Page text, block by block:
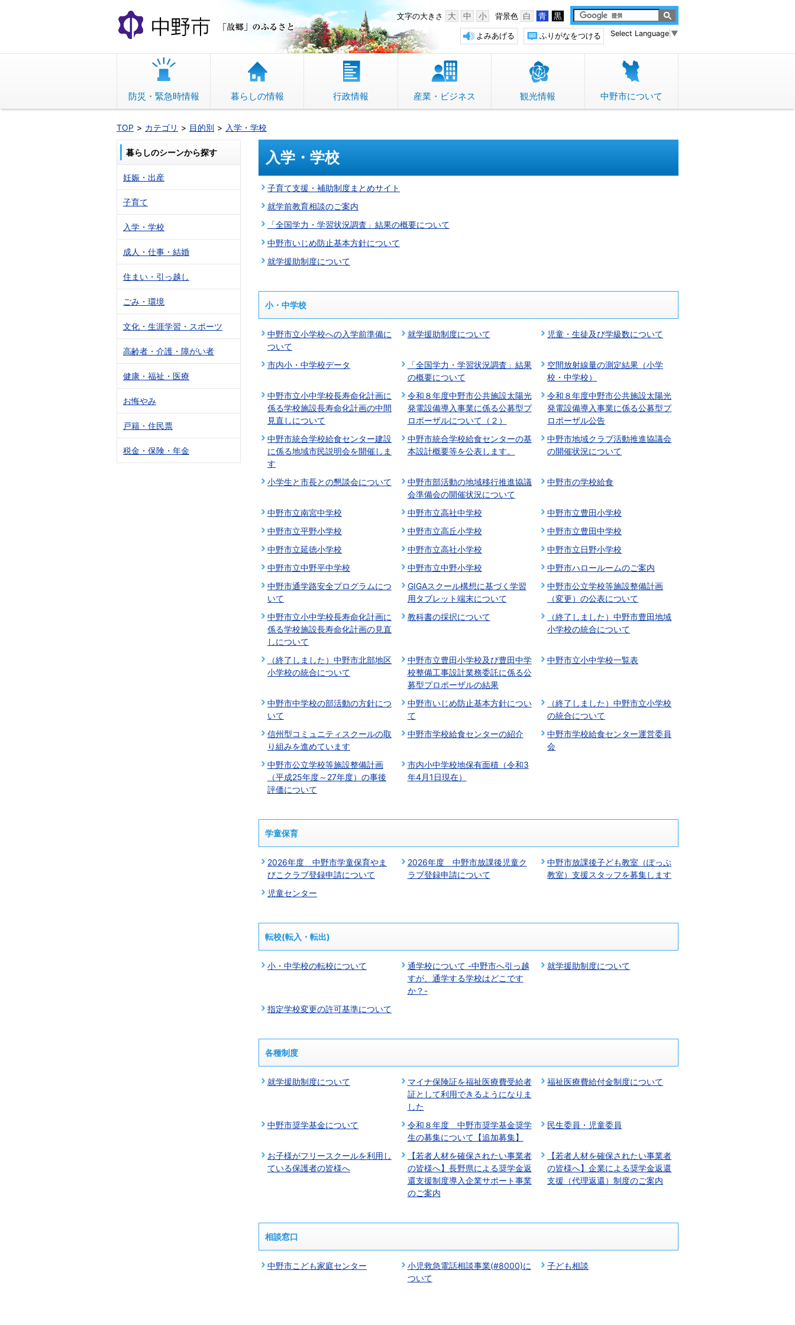
文
へ
動
中野市 「故郷」のふるさと 背景色 白 青 黒
文字の大きさ 大 中 小
Select Language ▼
ふりがなをつける
よみあげる
防災・緊急時情報 暮らしの情報 行政情報 産業・ビジネス 観光情報 中野市について
TOP カテゴリ 目的別 入学・学校
入学・学校
子育て支援・補助制度まとめサイト
就学前教育相談のご案内
「全国学力・学習状況調査」結果の概要について
中野市いじめ防止基本方針について
就学援助制度について
小・中学校
中野市立小学校への入学前準備に
ついて
就学援助制度について 児童・生徒及び学級数について
市内小・中学校データ
「全国学力・学習状況調査」結果
の概要について
空間放射線量の測定結果（小学
校・中学校）
中野市立小中学校長寿命化計画に
係る学校施設長寿命化計画の中間
見直しについて
令和８年度中野市公共施設太陽光
発電設備導入事業に係る公募型プ
ロポーザルについて（２）
令和８年度中野市公共施設太陽光
発電設備導入事業に係る公募型プ
ロポーザル公告
中野市統合学校給食センター建設
に係る地域市民説明会を開催しま
す
中野市統合学校給食センターの基
本設計概要等を公表します。
中野市地域クラブ活動推進協議会
の開催状況について
小学生と市長との懇談会について
中野市部活動の地域移行推進協議
会準備会の開催状況について
中野市の学校給食
中野市立南宮中学校 中野市立高社中学校
中野市立豊田小学校
中野市立平野小学校
中野市立高丘小学校
中野市立豊田中学校
中野市立延徳小学校
中野市立高社小学校
中野市立日野小学校
中野市立中野平中学校
中野市立中野小学校
中野市ハロールームのご案内
中野市通学路安全プログラムにつ
いて
GIGAスクール構想に基づく学習
用タブレット端末について
中野市公立学校等施設整備計画
（変更）の公表について
中野市立小中学校長寿命化計画に
係る学校施設長寿命化計画の見直
しについて
教科書の採択について
（終了しました）中野市豊田地域
小学校の統合について
（終了しました）中野市北部地区
小学校の統合について
中野市立豊田小学校及び豊田中学
校整備工事設計業務委託に係る公
募型プロポーザルの結果
中野市立小中学校一覧表
中野市中学校の部活動の方針につ
いて
中野市いじめ防止基本方針につい
て
（終了しました）中野市立小学校
の統合について
信州型コミュニティスクールの取
り組みを進めています
中野市学校給食センターの紹介
中野市学校給食センター運営委員
会
中野市公立学校等施設整備計画
（平成25年度～27年度）の事後
評価について
市内小中学校地保有面積（令和3
年4月1日現在）
学童保育
2026年度 中野市学童保育やま
びこクラブ登録申請について
2026年度 中野市放課後児童ク
ラブ登録申請について
中野市放課後子ども教室（ぽっぷ
教室）支援スタッフを募集します
児童センター
転校(転入・転出)
小・中学校の転校について
通学校について -中野市へ引っ越
すが、通学する学校はどこです
か？-
就学援助制度について
指定学校変更の許可基準について
各種制度
就学援助制度について
マイナ保険証を福祉医療費受給者
証として利用できるようになりま
した
福祉医療費給付金制度について
中野市奨学基金について
令和８年度 中野市奨学基金奨学
生の募集について【追加募集】
民生委員・児童委員
お子様がフリースクールを利用し
ている保護者の皆様へ
【若者人材を確保されたい事業者
の皆様へ】長野県による奨学⾦返
還⽀援制度導入企業サポート事業
のご案内
【若者人材を確保されたい事業者
の皆様へ】企業による奨学⾦返還
⽀援（代理返還）制度のご案内
相談窓口
中野市こども家庭センター
小児救急電話相談事業(#8000)に
ついて
子ども相談
暮らしのシーンから探す
妊娠・出産
子育て
入学・学校
成人・仕事・結婚
住まい・引っ越し
ごみ・環境
文化・生涯学習・スポーツ
高齢者・介護・障がい者
健康・福祉・医療
お悔やみ
戸籍・住民票
税金・保険・年金